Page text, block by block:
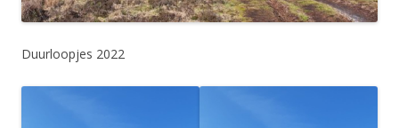
Duurloopjes 2022